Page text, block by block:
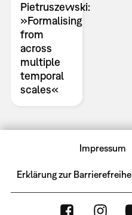
Pietruszewski:
»Formalising
from
across
multiple
temporal
scales«
Impressum
Erklärung zur